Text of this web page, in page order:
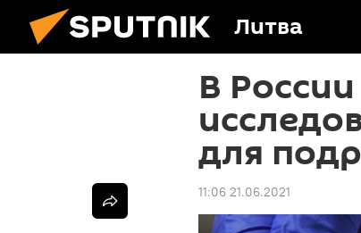
Литва
В
для
11:06 21.06.2021